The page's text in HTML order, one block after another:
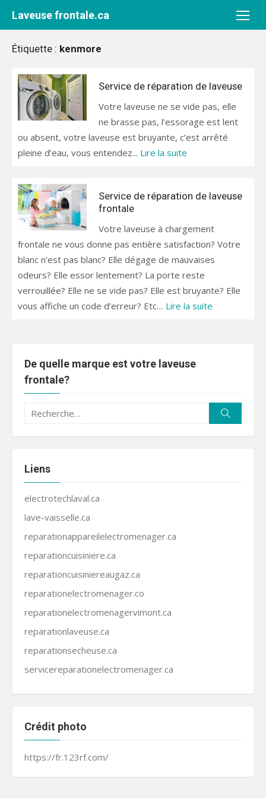
Laveuse frontale.ca
Étiquette : kenmore
Service de réparation de laveuse
Votre laveuse ne se vide pas, elle
ne brasse pas, l’essorage est lent
ou absent, votre laveuse est bruyante, c’est arrêté
pleine d’eau, vous entendez... Lire la suite
Service de réparation de laveuse
frontale
Votre laveuse à chargement
frontale ne vous donne pas entière satisfaction? Votre
blanc n’est pas blanc? Elle dégage de mauvaises
odeurs? Elle essor lentement? La porte reste
verrouillée? Elle ne se vide pas? Elle est bruyante? Elle
vous affiche un code d’erreur? Etc… Lire la suite
De quelle marque est votre laveuse
frontale?
Recherche
Liens
electrotechlaval.ca
lave-vaisselle.ca
reparationappareilelectromenager.ca
reparationcuisiniere.ca
reparationcuisiniereaugaz.ca
reparationelectromenager.co
reparationelectromenagervimont.ca
reparationlaveuse.ca
reparationsecheuse.ca
servicereparationelectromenager.ca
Crédit photo
https://fr.123rf.com/